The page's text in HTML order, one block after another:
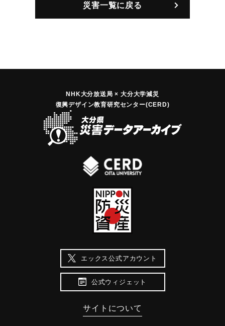
災害一覧に戻る
NHK大分放送局 × 大分大学減災
復興デザイン教育研究センター(CERD)
エックス公式アカウント
公式ウィジェット
サイトについて